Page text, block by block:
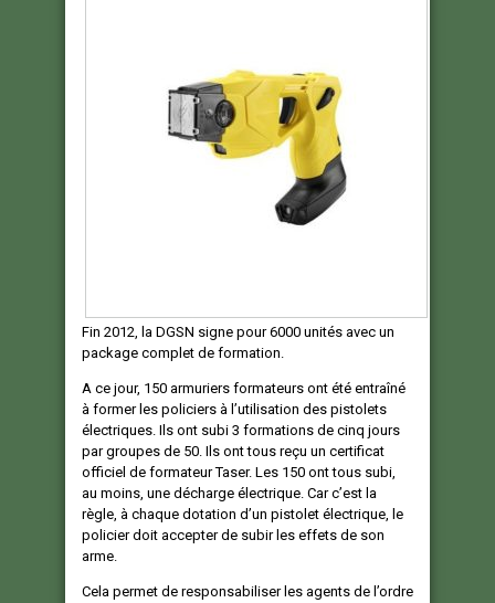
Fin 2012, la DGSN signe pour 6000 unités avec un
package complet de formation.
A ce jour, 150 armuriers formateurs ont été entraîné
à former les policiers à l’utilisation des pistolets
électriques. Ils ont subi 3 formations de cinq jours
par groupes de 50. Ils ont tous reçu un certificat
officiel de formateur Taser. Les 150 ont tous subi,
au moins, une décharge électrique. Car c’est la
règle, à chaque dotation d’un pistolet électrique, le
policier doit accepter de subir les effets de son
arme.
Cela permet de responsabiliser les agents de l’ordre